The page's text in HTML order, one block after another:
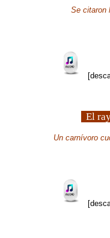
Se citaron
El
Un carnívoro